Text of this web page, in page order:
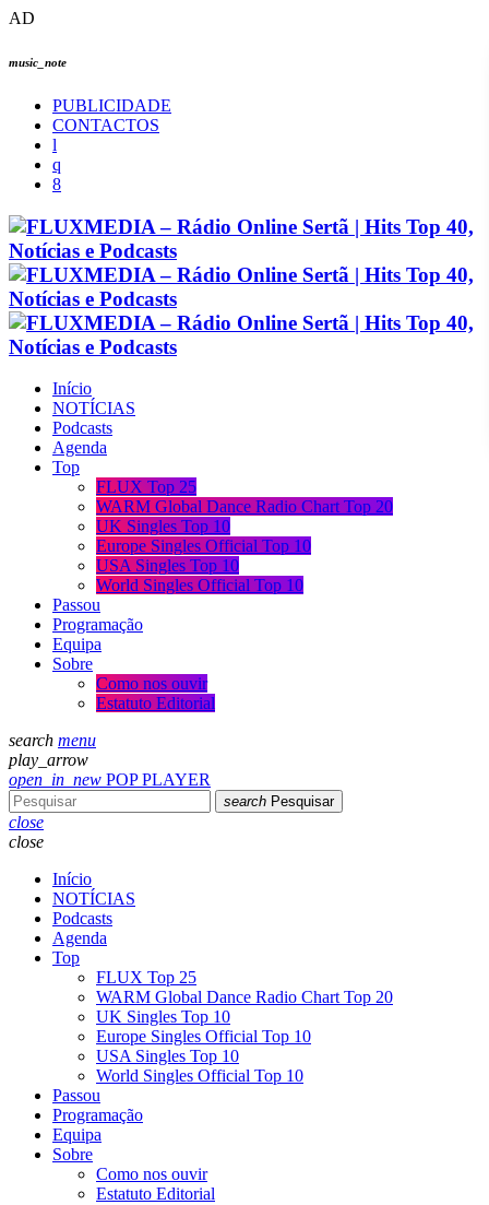
AD
music_note
PUBLICIDADE
CONTACTOS
Início
NOTÍCIAS
Podcasts
Agenda
Top
FLUX Top 25
WARM Global Dance Radio Chart Top 20
UK Singles Top 10
Europe Singles Official Top 10
USA Singles Top 10
World Singles Official Top 10
Passou
Programação
Equipa
Sobre
Como nos ouvir
Estatuto Editorial
search menu
play_arrow
open_in_new POP PLAYER
search Pesquisar
close
close
Início
NOTÍCIAS
Podcasts
Agenda
Top
FLUX Top 25
WARM Global Dance Radio Chart Top 20
UK Singles Top 10
Europe Singles Official Top 10
USA Singles Top 10
World Singles Official Top 10
Passou
Programação
Equipa
Sobre
Como nos ouvir
Estatuto Editorial